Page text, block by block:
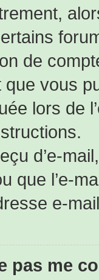
de
vous
lors de
d’e-
que l’e-
e-
pas me